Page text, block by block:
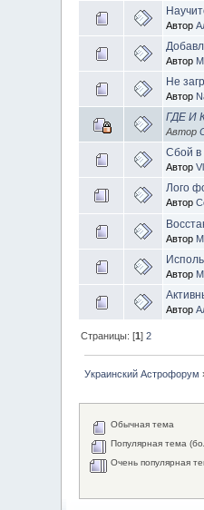
Автор
Автор
Не
Автор
ГДЕ И
Автор
Сбой в
Автор
Лого
Автор
Автор
Автор
Автор
Страницы: [1]2
Украинский Астрофорум
Обычная тема
Популярная тема
Очень популярная